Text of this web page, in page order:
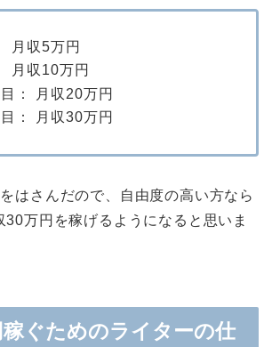
月収5万円
月収10万円
： 月収20万円
： 月収30万円
はさんだので、自由度の高い方なら
30万円を稼げるようになると思いま
稼ぐためのライターの仕